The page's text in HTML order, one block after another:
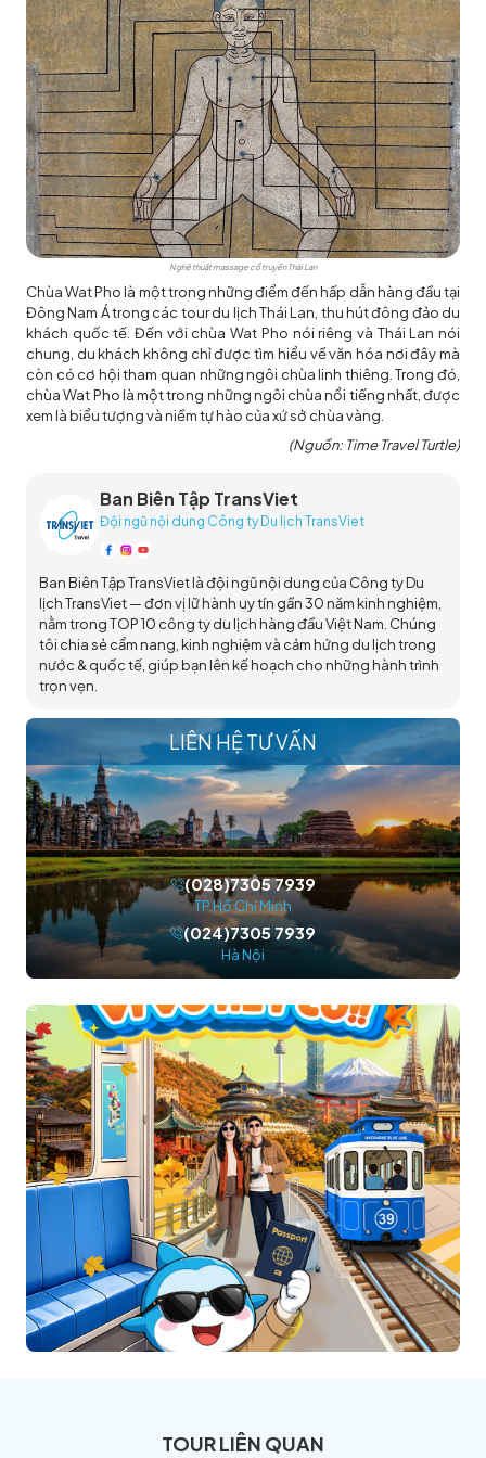
Nghệ thuật massage cổ truyền Thái Lan
Chùa Wat Pho là một trong những điểm đến hấp dẫn hàng đầu tại
Đông Nam Á trong các tour du lịch Thái Lan, thu hút đông đảo du
khách quốc tế. Đến với chùa Wat Pho nói riêng và Thái Lan nói
chung, du khách không chỉ được tìm hiểu về văn hóa nơi đây mà
còn có cơ hội tham quan những ngôi chùa linh thiêng. Trong đó,
chùa Wat Pho là một trong những ngôi chùa nổi tiếng nhất, được
xem là biểu tượng và niềm tự hào của xứ sở chùa vàng.
(Nguồn: Time Travel Turtle)
Ban Biên Tập TransViet
Đội ngũ nội dung Công ty Du lịch TransViet
Ban Biên Tập TransViet là đội ngũ nội dung của Công ty Du
lịch TransViet — đơn vị lữ hành uy tín gần 30 năm kinh nghiệm,
nằm trong TOP 10 công ty du lịch hàng đầu Việt Nam. Chúng
tôi chia sẻ cẩm nang, kinh nghiệm và cảm hứng du lịch trong
nước & quốc tế, giúp bạn lên kế hoạch cho những hành trình
trọn vẹn.
LIÊN HỆ TƯ VẤN
(028)7305 7939
TP.Hồ Chí Minh
(024)7305 7939
Hà Nội
TOUR LIÊN QUAN